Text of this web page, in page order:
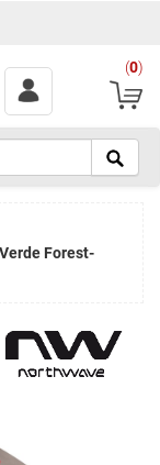
(0)
Forest-